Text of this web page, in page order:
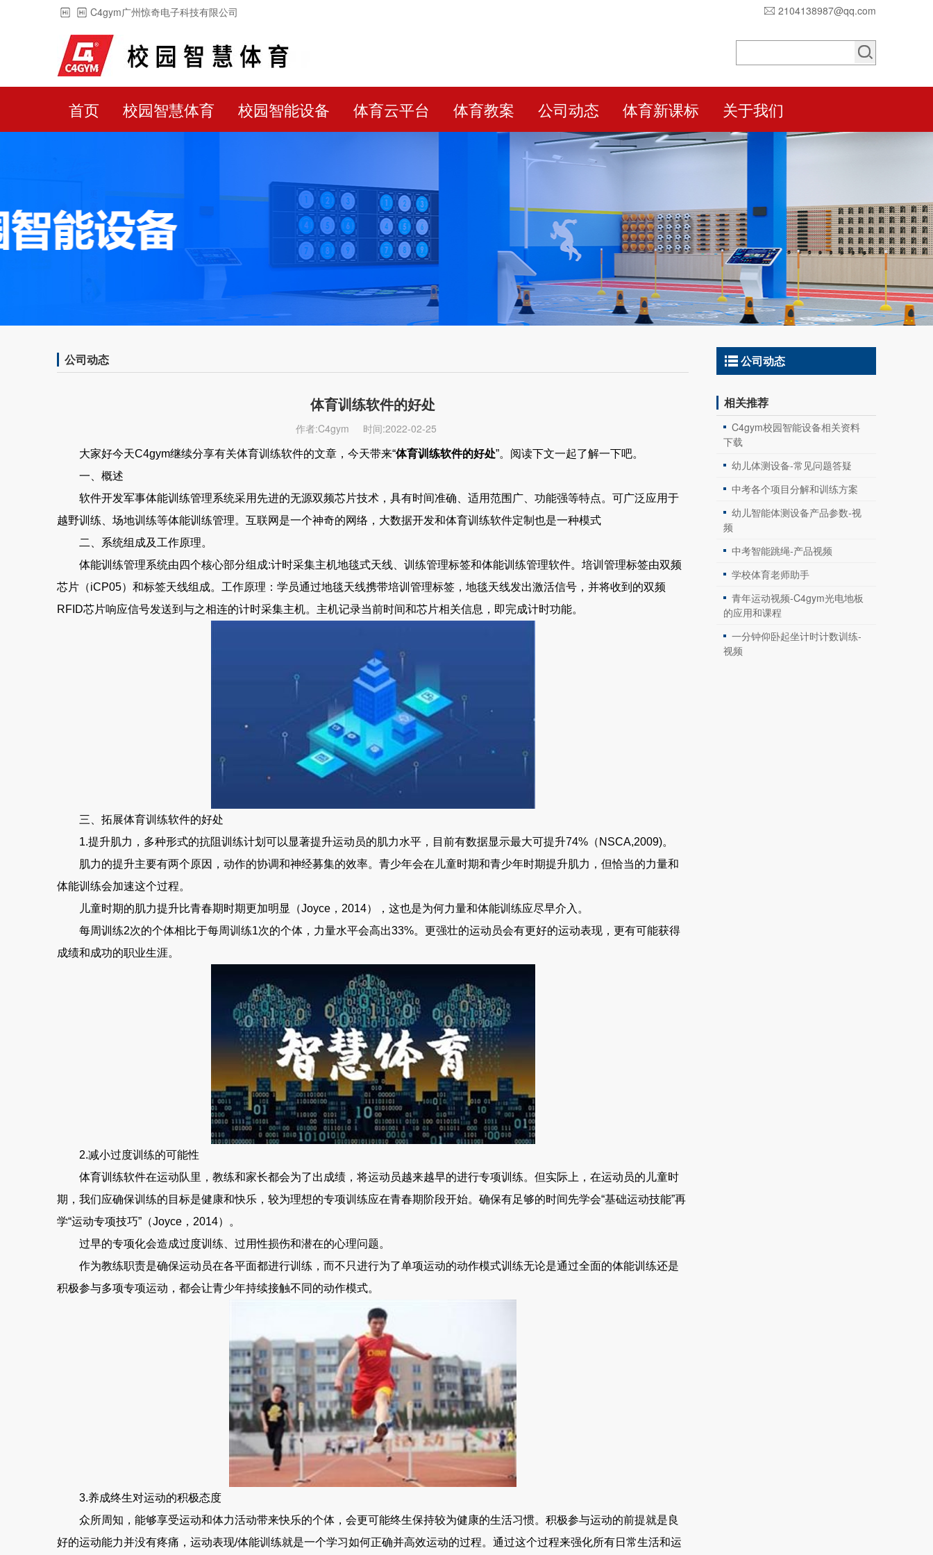
C4gym广州惊奇电子科技有限公司 2104138987@qq.com
首页 校园智慧体育 校园智能设备 体育云平台 体育教案 公司动态 体育新课标 关于我们
公司动态
体育训练软件的好处
作者:C4gym 时间:2022-02-25
大家好今天C4gym继续分享有关体育训练软件的文章，今天带来“体育训练软件的好处”。阅读下文一起了解一下吧。
一、概述
软件开发军事体能训练管理系统采用先进的无源双频芯片技术，具有时间准确、适用范围广、功能强等特点。可广泛应用于
越野训练、场地训练等体能训练管理。互联网是一个神奇的网络，大数据开发和体育训练软件定制也是一种模式
二、系统组成及工作原理。
体能训练管理系统由四个核心部分组成:计时采集主机地毯式天线、训练管理标签和体能训练管理软件。培训管理标签由双频
芯片（iCP05）和标签天线组成。工作原理：学员通过地毯天线携带培训管理标签，地毯天线发出激活信号，并将收到的双频
RFID芯片响应信号发送到与之相连的计时采集主机。主机记录当前时间和芯片相关信息，即完成计时功能。
三、拓展体育训练软件的好处
1.提升肌力，多种形式的抗阻训练计划可以显著提升运动员的肌力水平，目前有数据显示最大可提升74%（NSCA,2009)。
肌力的提升主要有两个原因，动作的协调和神经募集的效率。青少年会在儿童时期和青少年时期提升肌力，但恰当的力量和
体能训练会加速这个过程。
儿童时期的肌力提升比青春期时期更加明显（Joyce，2014），这也是为何力量和体能训练应尽早介入。
每周训练2次的个体相比于每周训练1次的个体，力量水平会高出33%。更强壮的运动员会有更好的运动表现，更有可能获得
成绩和成功的职业生涯。
2.减小过度训练的可能性
体育训练软件在运动队里，教练和家长都会为了出成绩，将运动员越来越早的进行专项训练。但实际上，在运动员的儿童时
期，我们应确保训练的目标是健康和快乐，较为理想的专项训练应在青春期阶段开始。确保有足够的时间先学会“基础运动技能”再
学“运动专项技巧”（Joyce，2014）。
过早的专项化会造成过度训练、过用性损伤和潜在的心理问题。
作为教练职责是确保运动员在各平面都进行训练，而不只进行为了单项运动的动作模式训练无论是通过全面的体能训练还是
积极参与多项专项运动，都会让青少年持续接触不同的动作模式。
3.养成终生对运动的积极态度
众所周知，能够享受运动和体力活动带来快乐的个体，会更可能终生保持较为健康的生活习惯。积极参与运动的前提就是良
好的运动能力并没有疼痛，运动表现/体能训练就是一个学习如何正确并高效运动的过程。通过这个过程来强化所有日常生活和运
公司动态
相关推荐
C4gym校园智能设备相关资料
下载
幼儿体测设备-常见问题答疑
中考各个项目分解和训练方案
幼儿智能体测设备产品参数-视
频
中考智能跳绳-产品视频
学校体育老师助手
青年运动视频-C4gym光电地板
的应用和课程
一分钟仰卧起坐计时计数训练-
视频